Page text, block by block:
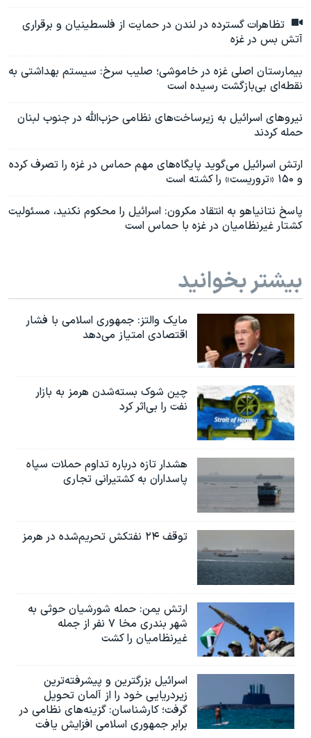
تظاهرات گسترده در لندن در حمایت از فلسطینیان و برقراری
آتش بس در غزه
بیمارستان اصلی غزه در خاموشی؛ صلیب سرخ: سیستم بهداشتی به
نقطه‌ای بی‌بازگشت رسیده است
نیروهای اسرائیل به زیرساخت‌های نظامی حزب‌الله در جنوب لبنان
حمله کردند
ارتش اسرائیل می‌گوید پایگاه‌های مهم حماس در غزه را تصرف کرده
و ۱۵۰ «تروریست» را کشته است
پاسخ نتانیاهو به انتقاد مکرون: اسرائیل را محکوم نکنید، مسئولیت
کشتار غیرنظامیان در غزه با حماس است
بیشتر بخوانید
مایک والتز: جمهوری اسلامی با فشار
اقتصادی امتیاز می‌دهد
چین شوک بسته‌شدن هرمز به بازار
نفت را بی‌اثر کرد
هشدار تازه درباره تداوم حملات سپاه
پاسداران به کشتیرانی تجاری
توقف ۲۴ نفتکش تحریم‌شده در هرمز
ارتش یمن: حمله شورشیان حوثی به
شهر بندری مخا ۷ نفر از جمله
غیرنظامیان را کشت
اسرائيل بزرگترین و پیشرفته‌ترین
زیردریایی خود را از آلمان تحویل
گرفت؛ کارشناسان: گزینه‌های نظامی در
برابر جمهوری اسلامی افزایش یافت